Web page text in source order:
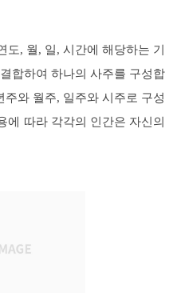
, 월, 일, 시간에 해당하는 기
합하여 하나의 사주를 구성합
와 월주, 일주와 시주로 구성
에 따라 각각의 인간은 자신의